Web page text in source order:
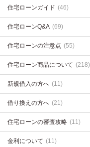
住宅ローンガイド (46)
住宅ローンQ&A (69)
住宅ローンの注意点 (55)
住宅ローン商品について (218)
新規借入の方へ (11)
借り換えの方へ (21)
住宅ローンの審査攻略 (11)
金利について (11)